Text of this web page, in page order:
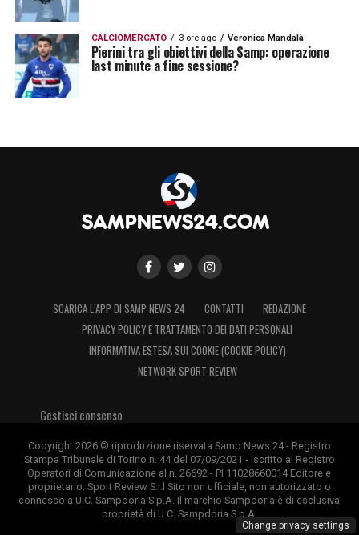
CALCIOMERCATO 3 ore ago Veronica Mandalà
Pierini tra gli obiettivi della Samp: operazione
last minute a fine sessione?
SCARICA L’APP DI SAMP NEWS 24 CONTATTI
REDAZIONE
PRIVACY POLICY E TRATTAMENTO DEI DATI PERSONALI
INFORMATIVA ESTESA SUI COOKIE (COOKIE POLICY)
NETWORK SPORT REVIEW
Gestisci consenso
Copyright 2026 © riproduzione riservata Samp News 24 - Registro
Stampa Tribunale di Torino n. 44 del 07/09/2021 - Iscritto al Registro
Operatori di Comunicazione al n. 26692 - PI 11028660014 Editore e
proprietario: Sport Review S.r.l Sito non ufficiale, non autorizzato o
connesso a U.C. Sampdoria S.p.A. Il marchio Sampdoria è di esclusiva
proprietà di U.C. Sampdoria S.p.A.
Change privacy settings